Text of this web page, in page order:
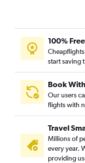
100% Free
start saving
Book
Our users
flights with
Travel
Millions of
every year.
providing